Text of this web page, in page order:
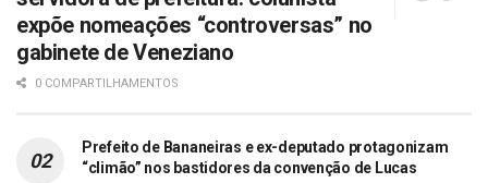
expõe nomeações “controversas” no
gabinete de Veneziano
0 COMPARTILHAMENTOS
Prefeito de Bananeiras e ex-deputado protagonizam
“climão” nos bastidores da convenção de Lucas